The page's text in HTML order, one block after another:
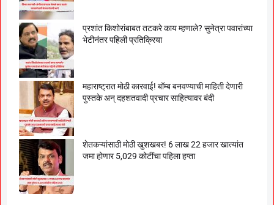
प्रशांत किशोरांबाबत तटकरे काय म्हणाले? सुनेत्रा पवारांच्या
भेटीनंतर पहिली प्रतिक्रिया
महाराष्ट्रात मोठी कारवाई! बॉम्ब बनवण्याची माहिती देणारी
पुस्तके अन् दहशतवादी प्रचार साहित्यावर बंदी
शेतकऱ्यांसाठी मोठी खुशखबर! 6 लाख 22 हजार खात्यांत
जमा होणार 5,029 कोटींचा पहिला हप्ता